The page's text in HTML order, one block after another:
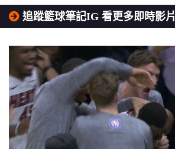
追蹤籃球筆記IG 看更多即時影片